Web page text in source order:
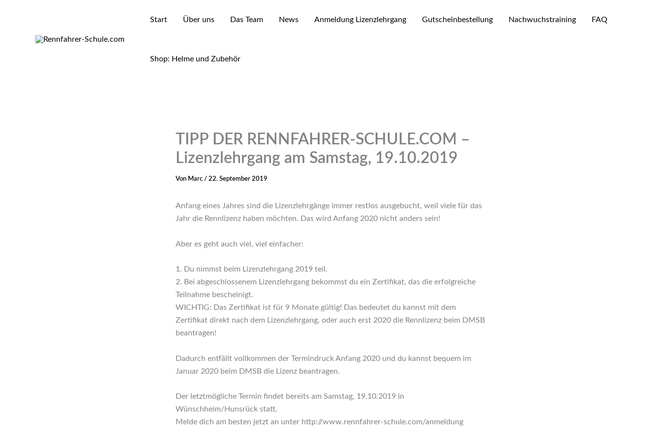
Start Über uns Das Team News Anmeldung Lizenzlehrgang Gutscheinbestellung Nachwuchstraining FAQ
Shop: Helme und Zubehör
TIPP DER RENNFAHRER-SCHULE.COM –
Lizenzlehrgang am Samstag, 19.10.2019
Von Marc / 22. September 2019
Anfang eines Jahres sind die Lizenzlehrgänge immer restlos ausgebucht, weil viele für das
Jahr die Rennlizenz haben möchten. Das wird Anfang 2020 nicht anders sein!
Aber es geht auch viel, viel einfacher:
1. Du nimmst beim Lizenzlehrgang 2019 teil.
2. Bei abgeschlossenem Lizenzlehrgang bekommst du ein Zertifikat, das die erfolgreiche
Teilnahme bescheinigt.
WICHTIG: Das Zertifikat ist für 9 Monate gültig! Das bedeutet du kannst mit dem
Zertifikat direkt nach dem Lizenzlehrgang, oder auch erst 2020 die Rennlizenz beim DMSB
beantragen!
Dadurch entfällt vollkommen der Termindruck Anfang 2020 und du kannst bequem im
Januar 2020 beim DMSB die Lizenz beantragen.
Der letztmögliche Termin findet bereits am Samstag, 19.10.2019 in
Wünschheim/Hunsrück statt.
Melde dich am besten jetzt an unter http://www.rennfahrer-schule.com/anmeldung